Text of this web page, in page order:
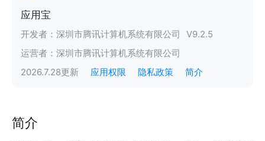
应用宝
开发者： 深圳市腾讯计算机系统有限公司 V9.2.5
运营者： 深圳市腾讯计算机系统有限公司
2026.7.28更新 应用权限 隐私政策 简介
简介